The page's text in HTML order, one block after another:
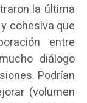
la última
cohesiva que
entre
diálogo
Podrían
(volumen